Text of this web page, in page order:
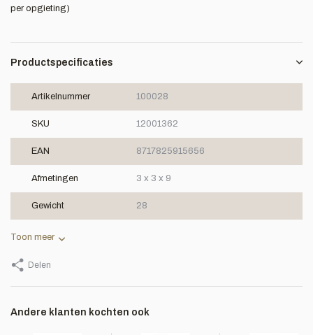
per opgieting)
Productspecificaties
Artikelnummer 100028
SKU 12001362
EAN 8717825915656
Afmetingen 3 x 3 x 9
Gewicht 28
Toon meer
Delen
Andere klanten kochten ook